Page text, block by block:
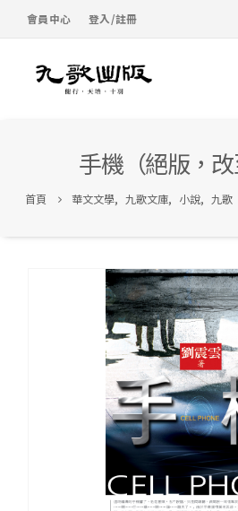
會員中心 登入/註冊
手機（絕版，改
首頁 華文文學, 九歌文庫, 小說, 九歌